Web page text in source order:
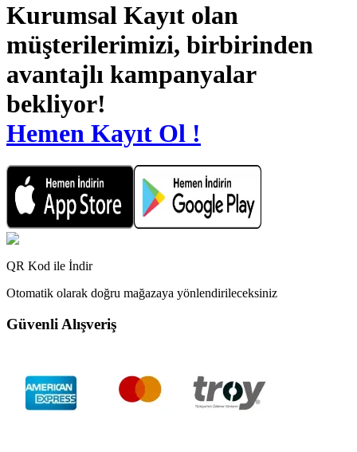
Kurumsal Kayıt olan
müşterilerimizi, birbirinden
avantajlı kampanyalar
bekliyor!
Hemen Kayıt Ol !
QR Kod ile İndir
Otomatik olarak doğru mağazaya yönlendirileceksiniz
Güvenli Alışveriş